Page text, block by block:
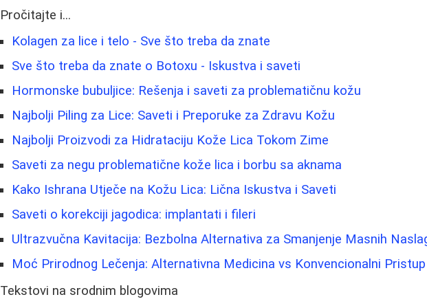
Pročitajte i...
Kolagen za lice i telo - Sve što treba da znate
Sve što treba da znate o Botoxu - Iskustva i saveti
Hormonske bubuljice: Rešenja i saveti za problematičnu kožu
Najbolji Piling za Lice: Saveti i Preporuke za Zdravu Kožu
Najbolji Proizvodi za Hidrataciju Kože Lica Tokom Zime
Saveti za negu problematične kože lica i borbu sa aknama
Kako Ishrana Utječe na Kožu Lica: Lična Iskustva i Saveti
Saveti o korekciji jagodica: implantati i fileri
Ultrazvučna Kavitacija: Bezbolna Alternativa za Smanjenje Masnih
Moć Prirodnog Lečenja: Alternativna Medicina vs Konvencionalni Pristup
Tekstovi na srodnim blogovima